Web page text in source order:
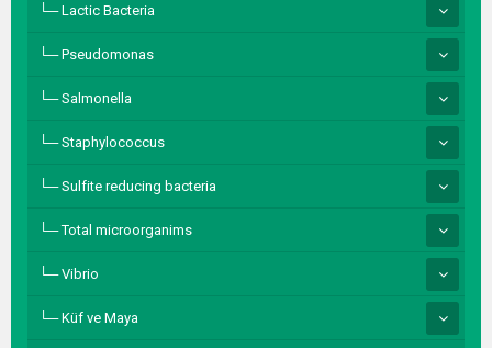
Lactic Bacteria
Pseudomonas
Salmonella
Staphylococcus
Sulfite reducing bacteria
Total microorganims
Vibrio
Küf ve Maya